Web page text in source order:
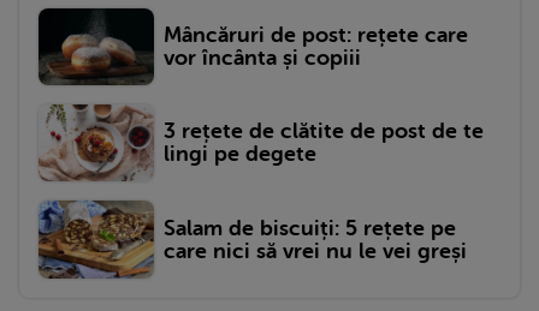
Mâncăruri de post: rețete care
vor încânta și copiii
3 rețete de clătite de post de te
lingi pe degete
Salam de biscuiți: 5 rețete pe
care nici să vrei nu le vei greși